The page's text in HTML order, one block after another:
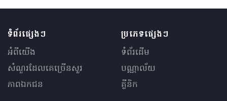
ទំព័រផ្សេងៗ
អំពីយើង
សំណួរ​ដែលគេ​ច្រើន​សួរ
ភាពឯកជន
ប្រភេទផ្សេងៗ
ទំព័រដើម
បណ្ណាល័យ
គ្លីនិក